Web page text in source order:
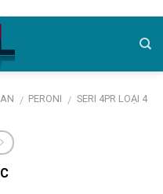
/ PERONI / SERI 4PR LOẠI 4